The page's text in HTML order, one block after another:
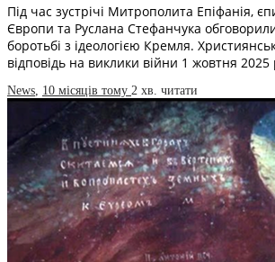
Під час зустрічі Митрополита Епіфанія,
Європи та Руслана Стефанчука
боротьбі з ідеологією Кремля.
відповідь на виклики війни 1 жовтня 2025
News, 10 місяців тому 2 хв. читати